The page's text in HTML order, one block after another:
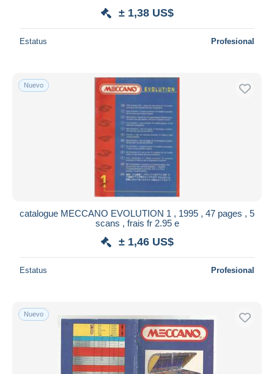
± 1,38 US$
Estatus Profesional
Nuevo
catalogue MECCANO EVOLUTION 1 , 1995 , 47 pages , 5
scans , frais fr 2.95 e
± 1,46 US$
Estatus Profesional
Nuevo